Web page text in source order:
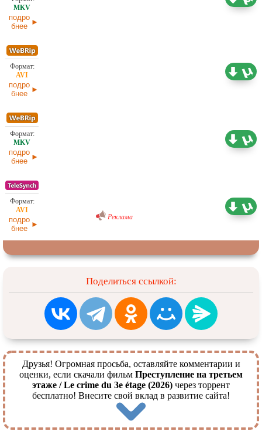
подро
бнее
подро
бнее
подро
бнее
подро
бнее
Реклама
Поделиться ссылкой:
Друзья! Огромная просьба, оставляйте комментарии и
оценки, если скачали фильм Преступление на третьем
этаже / Le crime du 3e étage (2026) через торрент
бесплатно! Внесите свой вклад в развитие сайта!